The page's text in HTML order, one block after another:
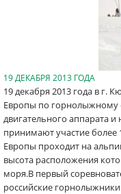
19 ДЕКАБРЯ 2013 ГОДА
19 декабря 2013 года в г.
Европы по горнолыжному
двигательного аппарата
принимают участие более
Европы проходит на
высота расположения
моря.В первый
российские